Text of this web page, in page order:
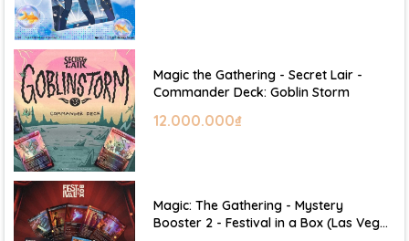
Magic the Gathering - Secret Lair -
Commander Deck: Goblin Storm
12.000.000₫
Magic: The Gathering - Mystery
Booster 2 - Festival in a Box (Las Vegas